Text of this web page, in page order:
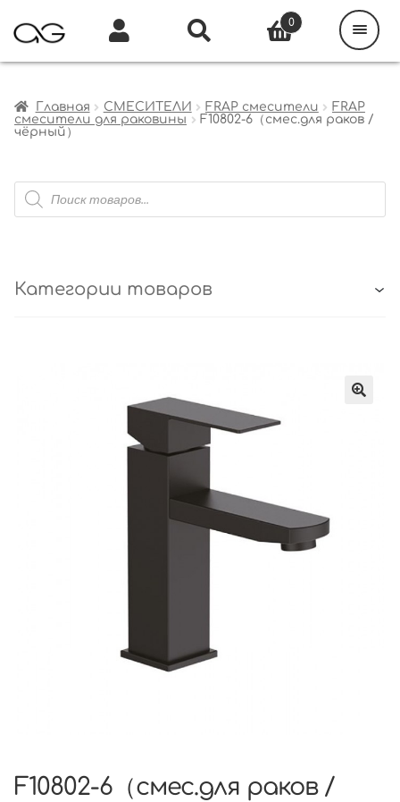
Главная СМЕСИТЕЛИ FRAP смесители
FRAP
смесители для раковины
F10802-6（смес.для раков /
чёрный）
Поиск
товаров
Категории товаров
F10802-6（смес.для раков /
0